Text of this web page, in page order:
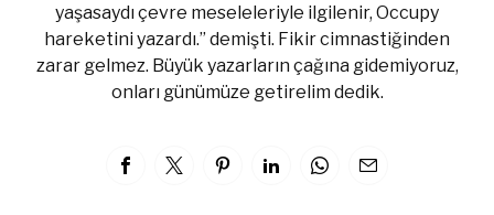
yaşasaydı çevre meseleleriyle ilgilenir, Occupy
hareketini yazardı.” demişti. Fikir cimnastiğinden
zarar gelmez. Büyük yazarların çağına gidemiyoruz,
onları günümüze getirelim dedik.